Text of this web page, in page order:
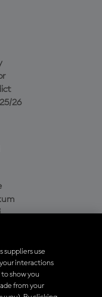
26
suppliers use
interactions
show you
from your